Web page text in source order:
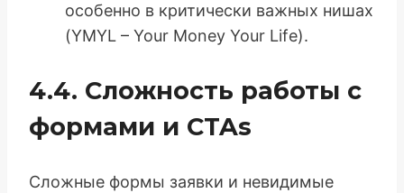
особенно в критически важных нишах
(YMYL – Your Money Your Life).
4.4. Сложность работы с
формами и CTAs
Сложные формы заявки и невидимые